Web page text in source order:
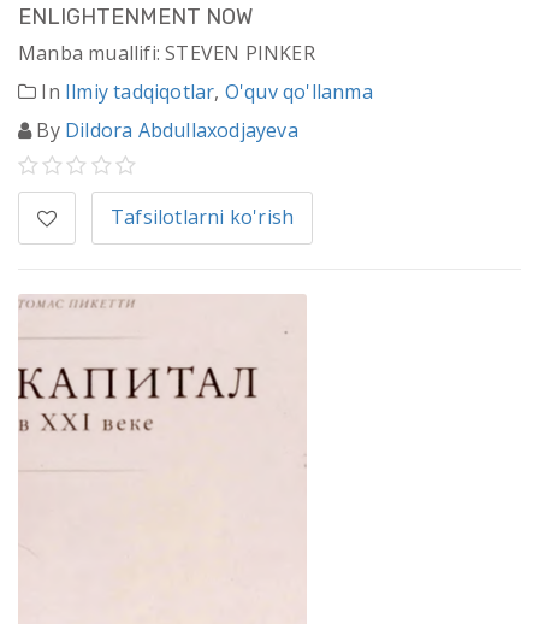
ENLIGHTENMENT NOW
Manba muallifi: STEVEN PINKER
In Ilmiy tadqiqotlar, O'quv qo'llanma
By Dildora Abdullaxodjayeva
Tafsilotlarni ko'rish